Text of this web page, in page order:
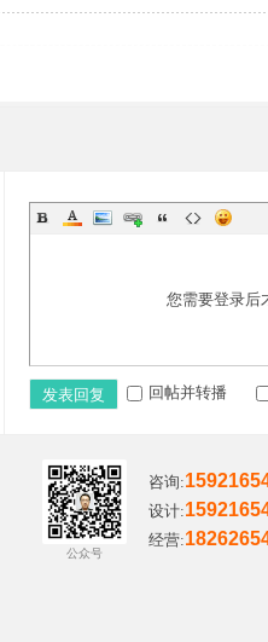
您需要登录后
发表回复 回帖并转播
公众号
咨询:
设计:
经营: